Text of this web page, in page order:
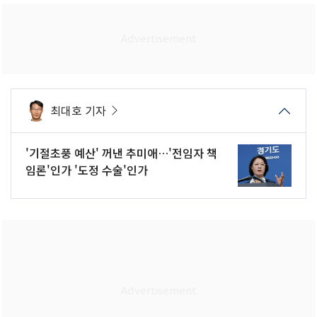
최대호 기자
'기절초풍 예산' 꺼낸 추미애…'전임자 책
임론'인가 '도정 수술'인가